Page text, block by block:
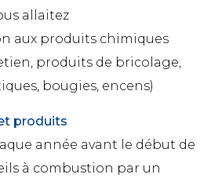
allaitez
aux produits chimiques
produits de bricolage,
bougies, encens)
produits
année avant le début de
à combustion par un